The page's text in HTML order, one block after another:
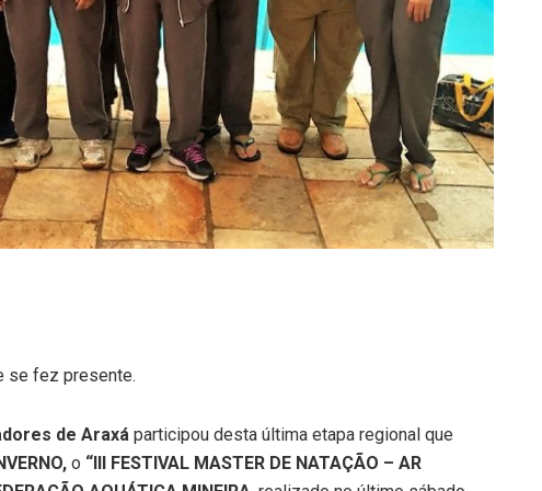
se fez presente.
de Araxá participou desta última etapa regional que
o “III FESTIVAL MASTER DE NATAÇÃO – AR